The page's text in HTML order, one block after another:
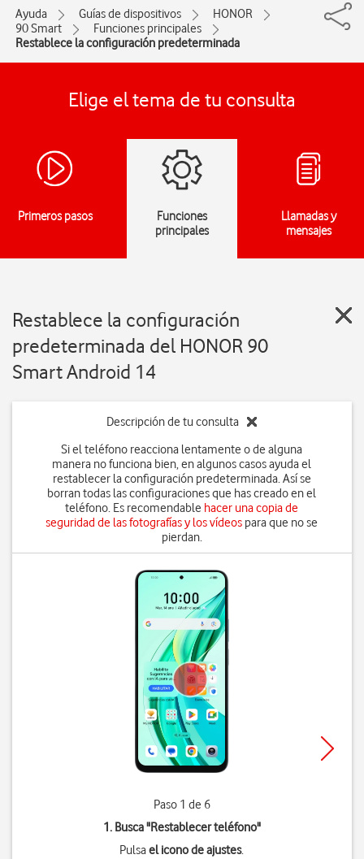
Ayuda Guías de dispositivos
HONOR
90 Smart
Funciones principales
Restablece la configuración predeterminada
Elige el tema de tu consulta
Primeros pasos
Funciones
principales
Llamadas y
mensajes
Restablece la configuración
predeterminada del HONOR 90
Smart Android 14
Descripción de tu consulta
Si el teléfono reacciona lentamente o de alguna
manera no funciona bien, en algunos casos ayuda el
restablecer la configuración predeterminada. Así se
borran todas las configuraciones que has creado en el
teléfono. Es recomendable hacer una copia de
seguridad de las fotografías y los vídeos para que no se
pierdan.
Paso 1 de 6
1. Busca "Restablecer teléfono"
Pulsael icono de ajustes.